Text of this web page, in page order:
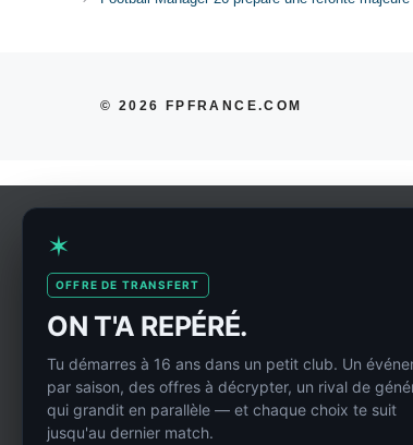
© 2026 FPFRANCE.COM
✶
OFFRE DE TRANSFERT
ON T'A REPÉRÉ.
Tu démarres à 16 ans dans un petit club. Un
par saison, des offres à décrypter, un rival de
qui grandit en parallèle — et chaque choix te suit
jusqu'au dernier match.